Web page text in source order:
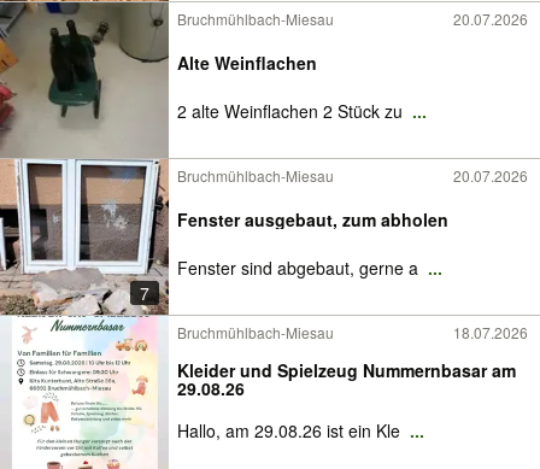
Bruchmühlbach-Miesau 20.07.2026
Alte Weinflachen
2 alte Weinflachen 2 Stück zu ...
7
Bruchmühlbach-Miesau 20.07.2026
Fenster ausgebaut, zum abholen
Fenster sind abgebaut, gerne a ...
Bruchmühlbach-Miesau 18.07.2026
Kleider und Spielzeug Nummernbasar am
29.08.26
Hallo, am 29.08.26 ist ein Kle ...